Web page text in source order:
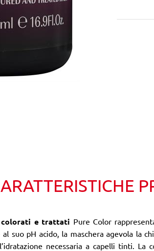
colorati e trattati Pure Color
suo pH acido, la maschera agevola la
necessaria a capelli tinti.